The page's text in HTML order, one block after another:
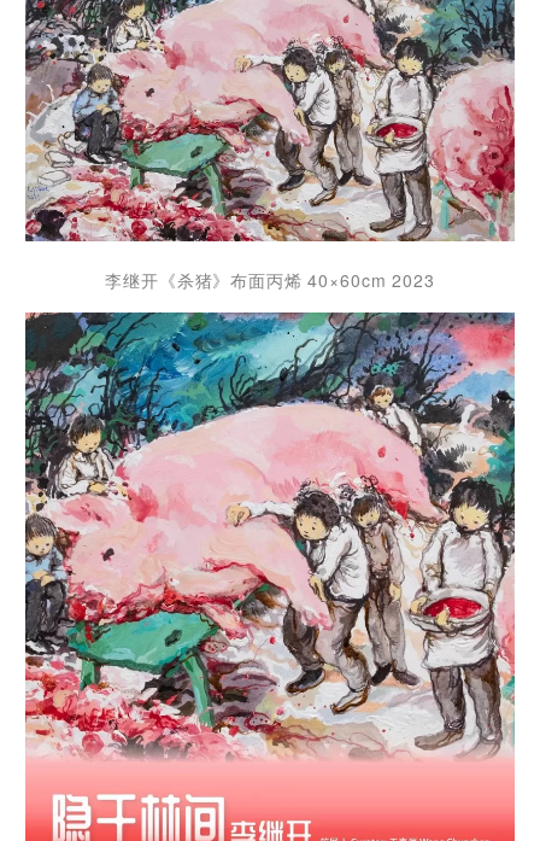
李继开《杀猪》布面丙烯 40×60cm 2023